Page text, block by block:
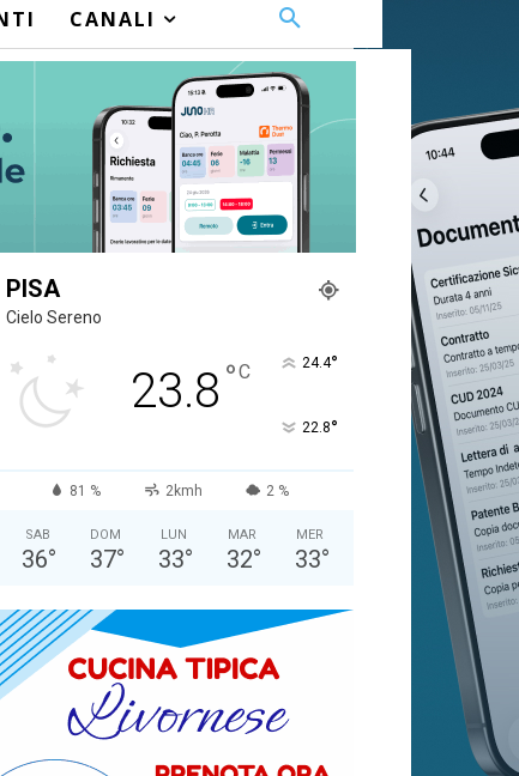
CANALI
PISA
Cielo Sereno
23.8 °C 24.4°
22.8°
81 % 2kmh 2 %
SAB
36°
DOM
37°
LUN
33°
MAR
32°
MER
33°